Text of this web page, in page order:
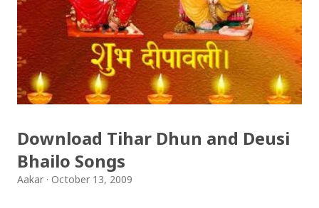
Download Tihar Dhun and Deusi
Bhailo Songs
Aakar October 13, 2009